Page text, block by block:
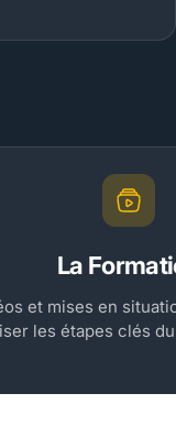
vente pour
de vente.